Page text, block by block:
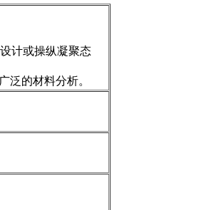
计或操纵凝聚态
泛的材料分析。